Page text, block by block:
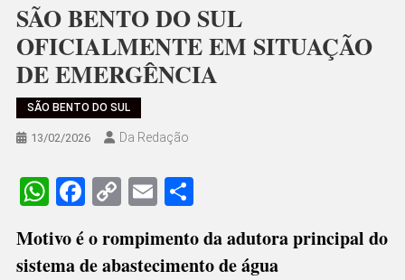
SÃO BENTO DO SUL
OFICIALMENTE EM SITUAÇÃO
DE EMERGÊNCIA
SÃO BENTO DO SUL
13/02/2026 Da Redação
WhatsApp
Facebook
CopyEmailShare
Motivo é o rompimento da adutora principal do
sistema de abastecimento de água